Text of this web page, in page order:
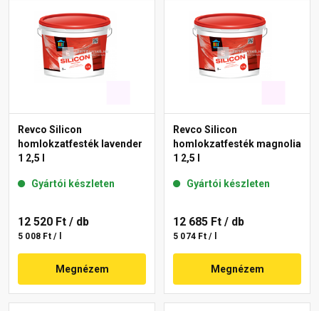
Revco Silicon
homlokzatfesték lavender
1 2,5 l
Gyártói készleten
12 520 Ft / db
5 008 Ft / l
Megnézem
Revco Silicon
homlokzatfesték magnolia
1 2,5 l
Gyártói készleten
12 685 Ft / db
5 074 Ft / l
Megnézem